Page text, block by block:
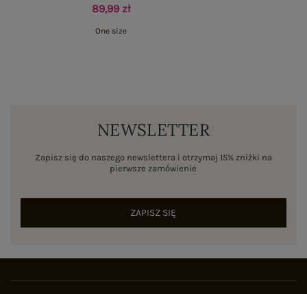
89,99 zł
One size
NEWSLETTER
Zapisz się do naszego newslettera i otrzymaj 15% zniżki na
pierwsze zamówienie
ZAPISZ SIĘ